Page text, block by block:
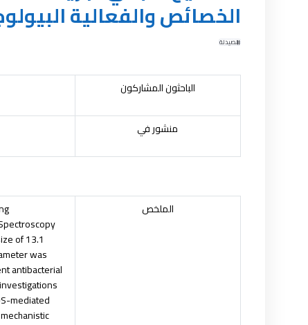
الخصائص والفعالية
الصيدلة
الباحثون المشاركون
منشور في
الملخص
of 13.1
was
antibacterial
mediated